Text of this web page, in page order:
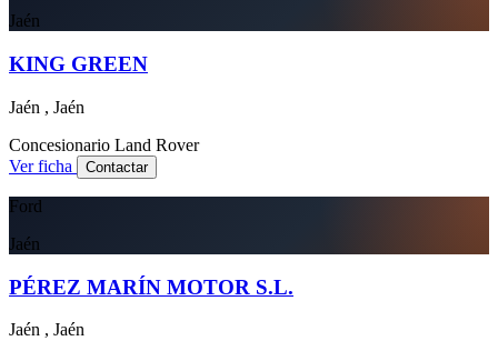
Jaén
KING GREEN
Jaén , Jaén
Concesionario Land Rover
Ver ficha
Contactar
Ford
Jaén
PÉREZ MARÍN MOTOR S.L.
Jaén , Jaén